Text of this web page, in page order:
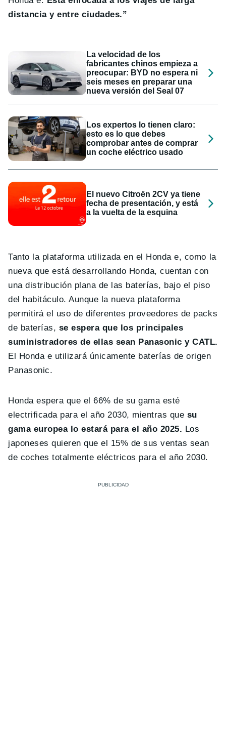
distancia y entre ciudades.”
La velocidad de los
fabricantes chinos empieza a
preocupar: BYD no espera ni
seis meses en preparar una
nueva versión del Seal 07
Los expertos lo tienen claro:
esto es lo que debes
comprobar antes de comprar
un coche eléctrico usado
El nuevo Citroën 2CV ya tiene
fecha de presentación, y está
a la vuelta de la esquina
Tanto la plataforma utilizada en el Honda e, como la
nueva que está desarrollando Honda, cuentan con
una distribución plana de las baterías, bajo el piso
del habitáculo. Aunque la nueva plataforma
permitirá el uso de diferentes proveedores de packs
de baterías, se espera que los principales
suministradores de ellas sean Panasonic y CATL.
El Honda e utilizará únicamente baterías de origen
Panasonic.
Honda espera que el 66% de su gama esté
electrificada para el año 2030, mientras que su
gama europea lo estará para el año 2025. Los
japoneses quieren que el 15% de sus ventas sean
de coches totalmente eléctricos para el año 2030.